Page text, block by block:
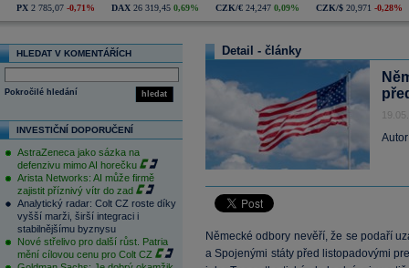
PX 2 785,07 -0,71% DAX 26 319,45 0,69% CZK/€ 24,247 0,09% CZK/$ 20,971 -0,28%
HLEDAT V KOMENTÁŘÍCH
hledat
Pokročilé hledání
INVESTIČNÍ DOPORUČENÍ
AstraZeneca jako sázka na
defenzivu mimo AI horečku
Arista Networks: AI může firmě
zajistit příznivý vítr do zad
Analytický radar: Colt CZ roste díky
vyšší marži, širší integraci i
stabilnějšímu byznysu
Nové střelivo pro další růst. Patria
mění cílovou cenu pro Colt CZ
Detail - články
Německé odbory nevěří, že se podaří
a Spojenými státy před listopadovými